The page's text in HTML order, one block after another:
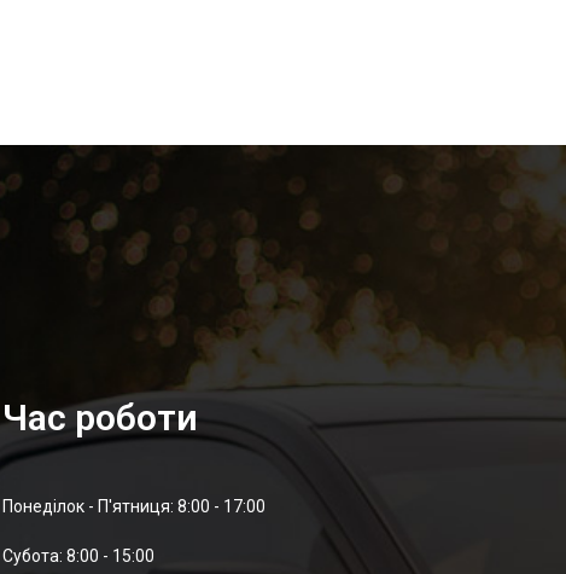
Час роботи
Понеділок - П'ятниця: 8:00 - 17:00
Суботa: 8:00 - 15:00